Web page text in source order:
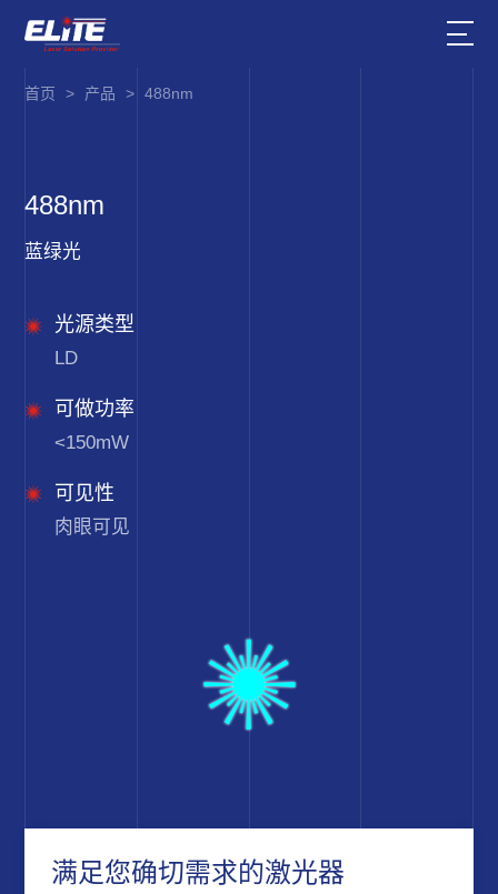
首页 > 产品 > 488nm
488nm
蓝绿光
光源类型
LD
可做功率
<150mW
可见性
肉眼可见
满足您确切需求的激光器